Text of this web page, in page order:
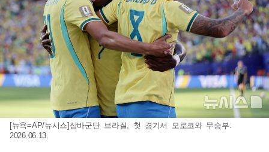
[뉴욕=AP/뉴시스]삼바군단 브라질, 첫 경기서 모로코와 무승부.
2026.06.13.